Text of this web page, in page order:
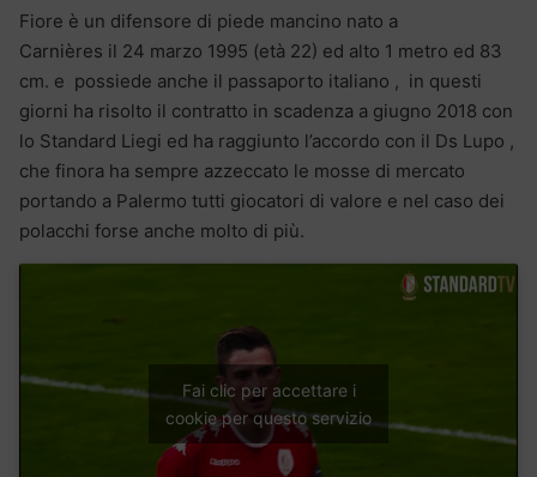
Fiore è un difensore di piede mancino nato a
Carnières il 24 marzo 1995 (età 22) ed alto 1 metro ed 83
cm. e possiede anche il passaporto italiano , in questi
giorni ha risolto il contratto in scadenza a giugno 2018 con
lo Standard Liegi ed ha raggiunto l’accordo con il Ds Lupo ,
che finora ha sempre azzeccato le mosse di mercato
portando a Palermo tutti giocatori di valore e nel caso dei
polacchi forse anche molto di più.
Fai clic per accettare i
cookie per questo servizio